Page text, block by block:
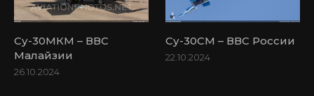
Су-30МКМ – ВВС
Малайзии
26.10.2024
Су-30СМ – ВВС России
22.10.2024